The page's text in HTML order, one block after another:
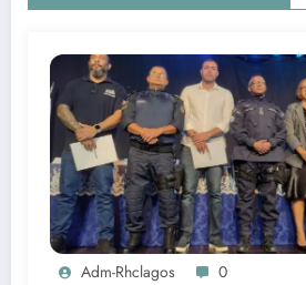
Adm-Rhclagos 0